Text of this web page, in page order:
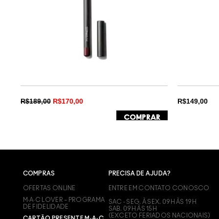
R$189,00 R$170,00
COMPRAR
R$149,00
COMPRAS
OFERTAS ONLINE
M∙A∙C LOVER – PROGRAMA
DE FIDELIDADE
PRECISA DE AJUDA?
ENTRE EM CONTATO CONOSCO
SAC - SEG. À SEX. 09H ÀS 19H
SAB. 09H ÀS 15H
(EXCETO FERIADOS NACIONAIS)